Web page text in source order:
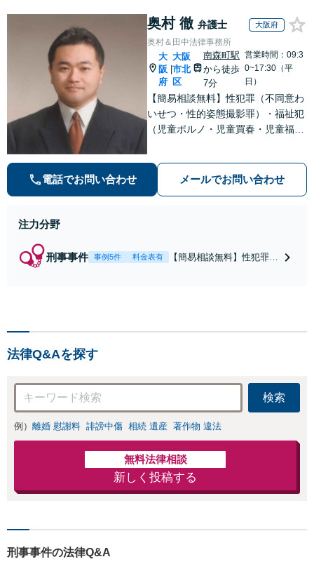
奥村 徹 弁護士 大阪府
奥村＆田中法律事務所
大
阪
府
大阪
市北
区
南森町駅
から徒歩
7分
営業時間：09:3
0~17:30（平
日）
【簡易相談無料】性犯罪（不同意わ
いせつ・性的姿態撮影罪）・福祉犯
（児童ポルノ・児童買春・児童福祉
等）に非常に詳しい弁護士です
電話でお問い合わせ メールでお問い合わせ
注力分野
刑事事件 事例5件 料金表有
【簡易相談無料】性犯罪
法律Q&Aを探す
検索
例） 離婚 慰謝料 誹謗中傷 相続 遺産 著作物 違法
無料法律相談
新しく投稿する
刑事事件の法律Q&A